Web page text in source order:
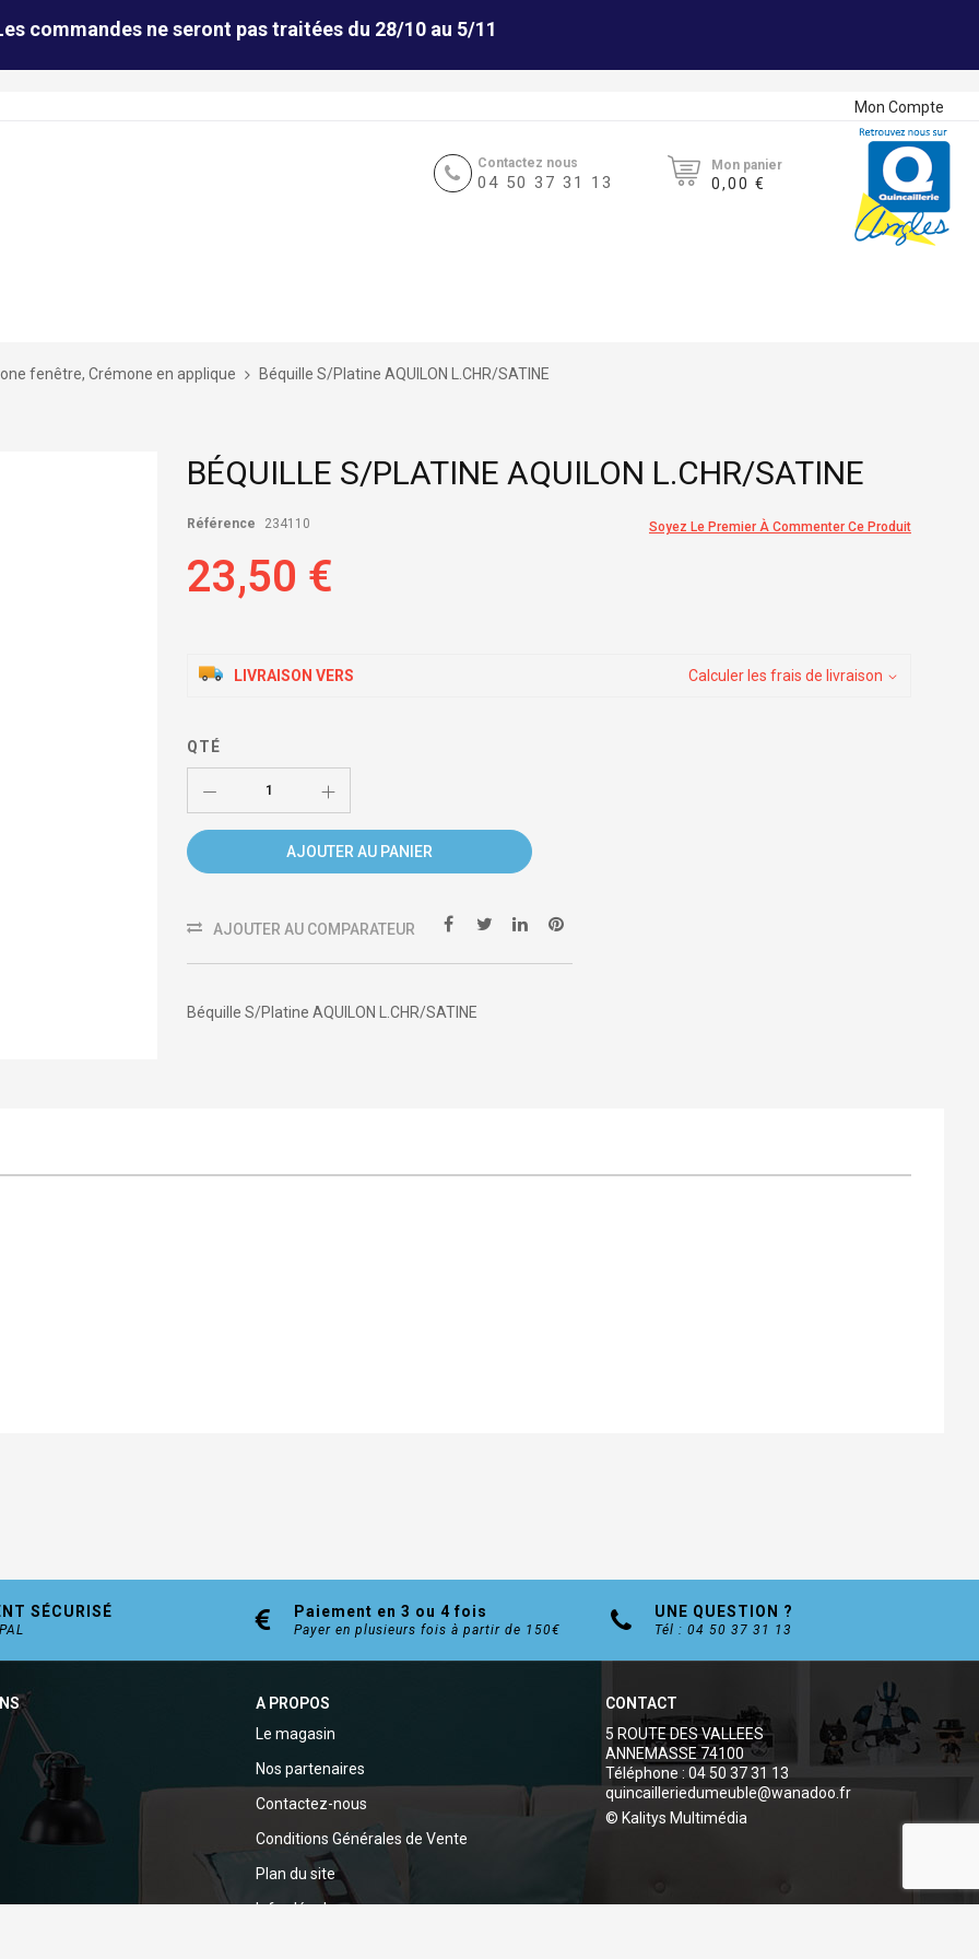
commandes ne seront pas traitées du 28/10 au 5/11
Mon Compte
Contactez nous
04 50 37 31 13
Mon panier
0,00 €
fenêtre, Crémone en applique Béquille S/Platine AQUILON L.CHR/SATINE
BÉQUILLE S/PLATINE AQUILON L.CHR/SATINE
Soyez Le Premier À Commenter Ce Produit
Référence 234110
23,50 €
LIVRAISON VERS Calculer les frais de livraison
QTÉ
AJOUTER AU PANIER
AJOUTER AU COMPARATEUR
Béquille S/Platine AQUILON L.CHR/SATINE
SÉCURISÉ Paiement en 3 ou 4 fois
Payer en plusieurs fois à partir de 150€
UNE QUESTION ?
Tél : 04 50 37 31 13
A PROPOS
Le magasin
Nos partenaires
Contactez-nous
Conditions Générales de Vente
Plan du site
Infos légales
CONTACT
5 ROUTE DES VALLEES
ANNEMASSE 74100
Téléphone : 04 50 37 31 13
quincailleriedumeuble@wanadoo.fr
© Kalitys Multimédia